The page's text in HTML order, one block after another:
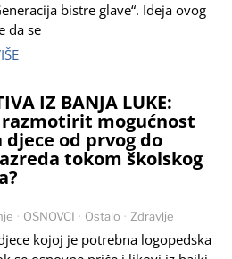
bistre glave“. Ideja ovog
da se
IZ BANJA LUKE:
mogućnost
djece od prvog do
tokom školskog
· OSNOVCI · Ostalo · Zdravlje
kojoj je potrebna logopedska